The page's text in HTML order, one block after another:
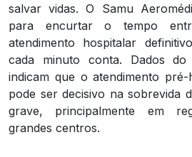
salvar vidas. O Samu
para encurtar o tempo
atendimento hospitalar
cada minuto conta. Dados do
indicam que o atendimento pré-
pode ser decisivo na sobrevida
grave, principalmente em
grandes centros.